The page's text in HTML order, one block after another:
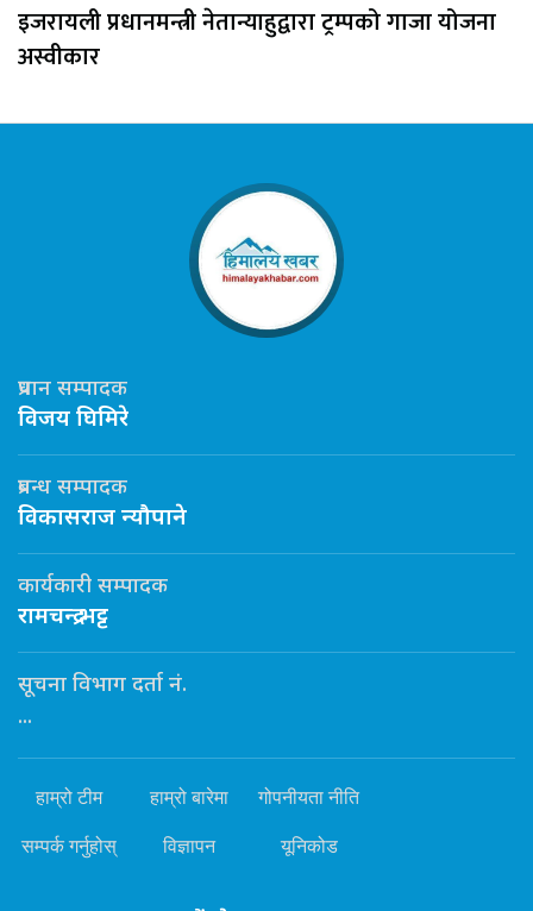
इजरायली प्रधानमन्त्री नेतान्याहुद्वारा ट्रम्पको गाजा योजना
अस्वीकार
प्रधान सम्पादक
विजय घिमिरे
प्रबन्ध सम्पादक
विकासराज न्यौपाने
कार्यकारी सम्पादक
रामचन्द्र भट्ट
सूचना विभाग दर्ता नं.
...
हाम्रो टीम हाम्रो बारेमा गोपनीयता नीति
सम्पर्क गर्नुहोस् विज्ञापन यूनिकोड